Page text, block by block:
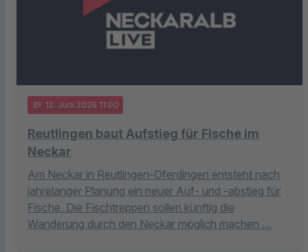
notes 12. Juni 2026 11:00
Reutlingen baut Aufstieg für Fische im
Neckar
Am Neckar in Reutlingen-Oferdingen entsteht nach
jahrelanger Planung ein neuer Auf- und -abstieg für
Fische. Die Fischtreppen sollen künftig die
Wanderung durch den Neckar möglich machen …